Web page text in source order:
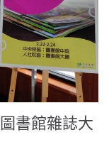
書館雜誌大